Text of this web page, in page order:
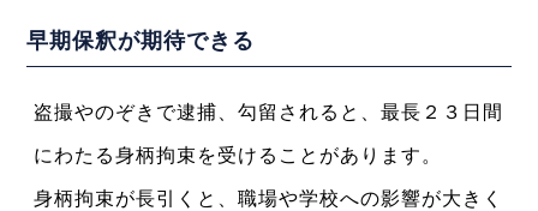
早期保釈が期待できる
盗撮やのぞきで逮捕、勾留されると、最長２３日間
にわたる身柄拘束を受けることがあります。
身柄拘束が長引くと、職場や学校への影響が大きく